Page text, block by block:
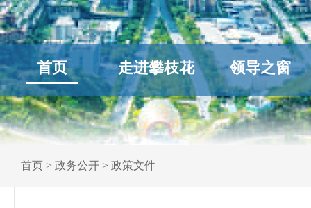
首页 走进攀枝花 领导之窗
首页 > 政务公开 > 政策文件